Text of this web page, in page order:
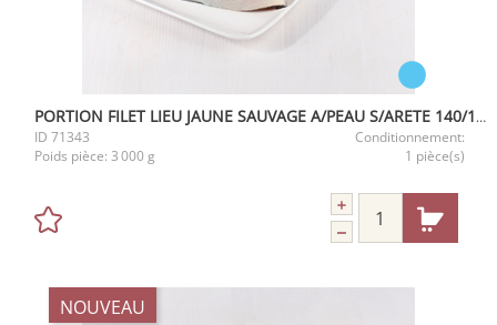
PORTION FILET LIEU JAUNE SAUVAGE A/PEAU S/ARETE 140/160G IQF 3KG
ID 71343
Conditionnement:
Poids pièce: 3 000 g 1 pièce(s)
NOUVEAU